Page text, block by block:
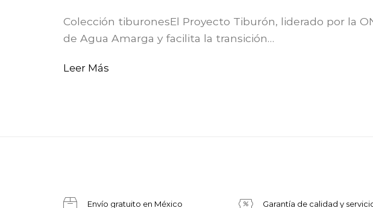
Colección tiburonesEl Proyecto Tiburón, liderado por la
de Agua Amarga y facilita la transición…
Leer Más
Envío gratuito en México Garantía de calidad y